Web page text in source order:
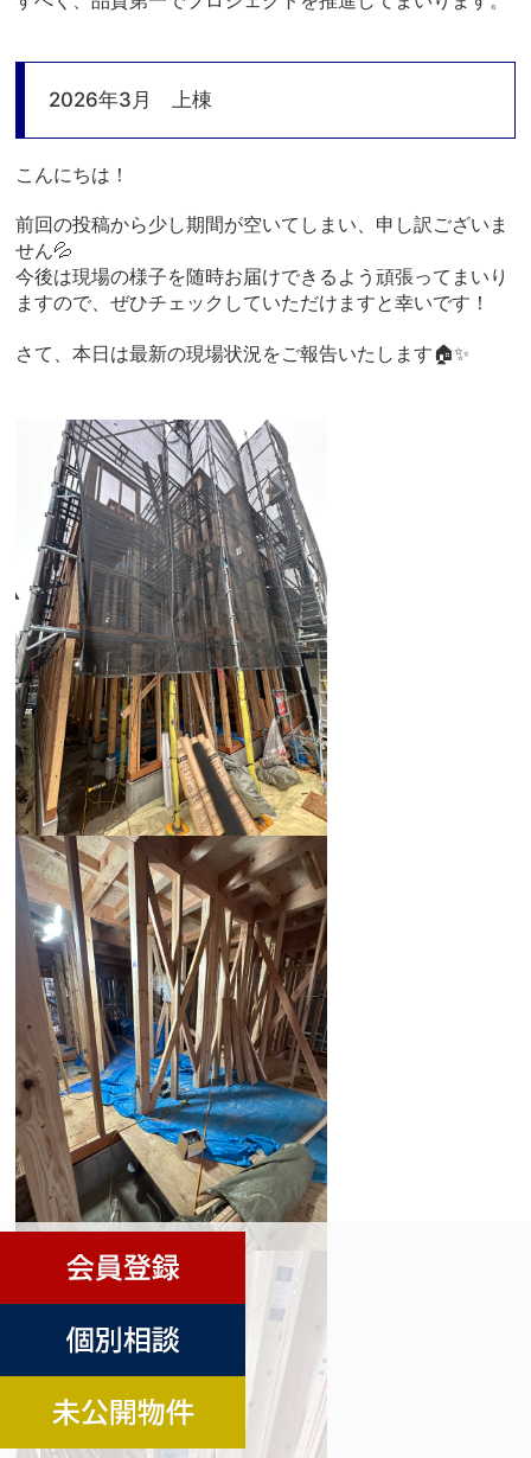
2026年3月 上棟
こんにちは！
前回の投稿から少し期間が空いてしまい、申し訳ございま
せん💦
今後は現場の様子を随時お届けできるよう頑張ってまいり
ますので、ぜひチェックしていただけますと幸いです！
さて、本日は最新の現場状況をご報告いたします🏠✨